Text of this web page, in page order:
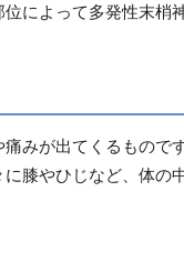
によって多発性末梢
みが出てくるもので
膝やひじなど、体の